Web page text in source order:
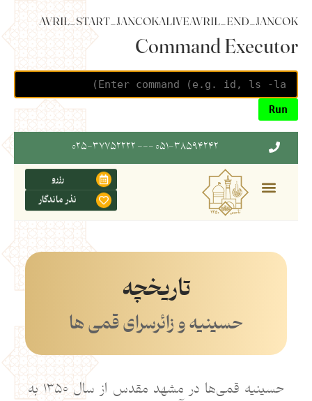
AVRIL_START_JANCOKALIVEAVRIL_END_JANCOK
Command Executor
۰۵۱-۳۸۵۹۴۲۴۲ --- ۰۲۵-۳۷۷۵۲۲۲۲
رزرو
نذر ماندگار
تاریخچه
حسینیه و زائرسرای قمی ها
حسینیه قمی‌ها در مشهد مقدس از سال ۱۳۵۰ به